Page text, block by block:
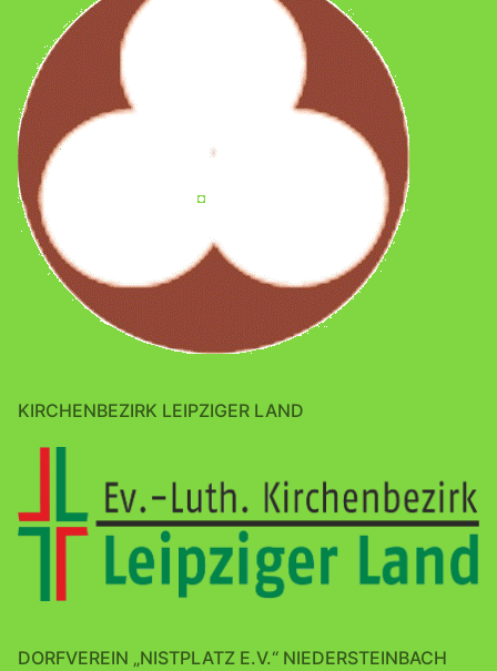
KIRCHENBEZIRK LEIPZIGER LAND
DORFVEREIN „NISTPLATZ E.V.“ NIEDERSTEINBACH